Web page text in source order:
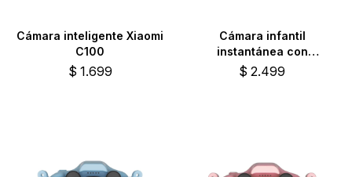
Cámara inteligente Xiaomi
C100
$ 1.699
Cámara infantil
instantánea con
impresión diseño conejo
$ 2.499